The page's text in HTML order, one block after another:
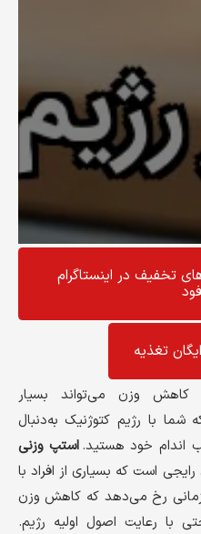
تخفیف در اینستاگرام
تغذیه
کاهش وزن می‌تواند بسیار
شما با رژیم کتوژنیک به‌دنبال
اندام خود هستید.استپ وزنی
است که بسیاری از افراد با
رخ می‌دهد که کاهش وزن
با رعایت اصول اولیه رژیم.